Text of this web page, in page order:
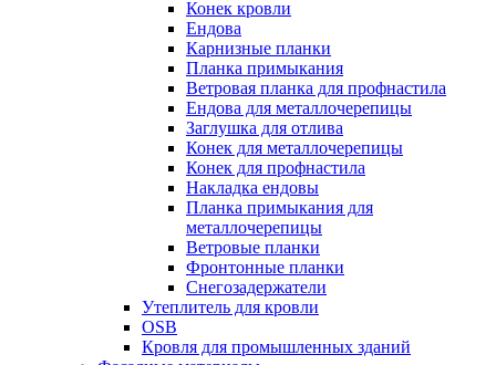
Конек кровли
Ендова
Карнизные планки
Планка примыкания
Ветровая планка для профнастила
Ендова для металлочерепицы
Заглушка для отлива
Конек для металлочерепицы
Конек для профнастила
Накладка ендовы
Планка примыкания для
металлочерепицы
Ветровые планки
Фронтонные планки
Снегозадержатели
Утеплитель для кровли
OSB
Кровля для промышленных зданий